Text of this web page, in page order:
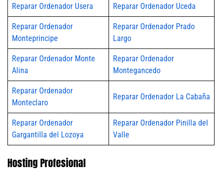
Reparar Ordenador Usera Reparar Ordenador Uceda
Reparar Ordenador
Monteprincipe
Reparar Ordenador Prado
Largo
Reparar Ordenador Monte
Alina
Reparar Ordenador
Montegancedo
Reparar Ordenador
Monteclaro
Reparar Ordenador La Cabaña
Reparar Ordenador
Gargantilla del Lozoya
Reparar Ordenador Pinilla del
Valle
Hosting Profesional